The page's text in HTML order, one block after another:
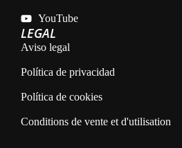
LEGAL
Aviso legal
Política de privacidad
Política de cookies
Conditions de vente et d'utilisation
YouTube